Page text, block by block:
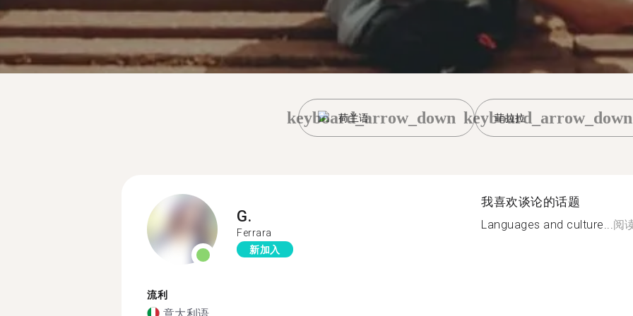
荷兰语
keyboard_arrow_down 菲拉拉
keyboard_arrow_down
G.
Ferrara
新加入
流利
意大利语
我喜欢谈论的话题
Languages and culture...阅